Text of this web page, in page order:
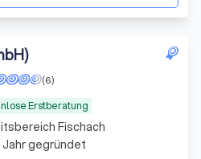
Erstberatung
(6)
Fischach
Jahr gegründet